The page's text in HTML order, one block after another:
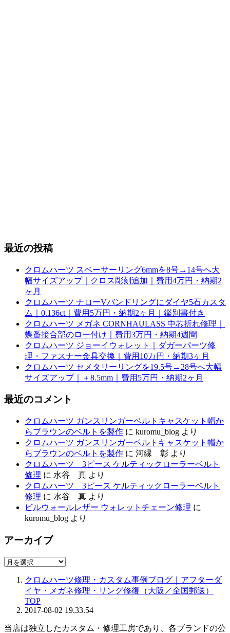
最近の投稿
クロムハーツ スペーサーリング6mmを8号→14号へ大
幅サイズアップ｜クロス彫刻追加｜費用4万円・納期2
ヶ月
クロムハーツ ナローVバンドリングにダイヤ5石カスタ
ム｜0.136ct｜費用5万円・納期2ヶ月｜鑑別書付き
クロムハーツ メガネ CORNHAULASS 中芯折れ修理｜
蝶番接合部のロー付け｜費用3万円・納期4週間
クロムハーツ ジョーイウォレット｜ダガーパーツ修
理・ファスナー金具交換｜費用10万円・納期3ヶ月
クロムハーツ セメタリーリングを19.5号→28号へ大幅
サイズアップ｜＋8.5mm｜費用5万円・納期2ヶ月
最近のコメント
クロムハーツ ガンスリンガーベルトキャスケット帽か
らブラウンのベルトを製作 に kuromu_blog より
クロムハーツ ガンスリンガーベルトキャスケット帽か
らブラウンのベルトを製作 に 河縁 彰 より
クロムハーツ 3ピース ケルティックローラーベルト
修理 に 水谷 真 より
クロムハーツ 3ピース ケルティックローラーベルト
修理 に 水谷 真 より
ビルウォールレザー ウォレットチェーン修理 に
kuromu_blog より
アーカイブ
ア
クロムハーツ修理・カスタム事例ブログ｜アフターダ
イヤ・メガネ修理・リング修復（大阪／全国郵送）
TOP
2017-08-02 19.33.54
当店は独立したカスタム・修理工房であり、各ブランドの公